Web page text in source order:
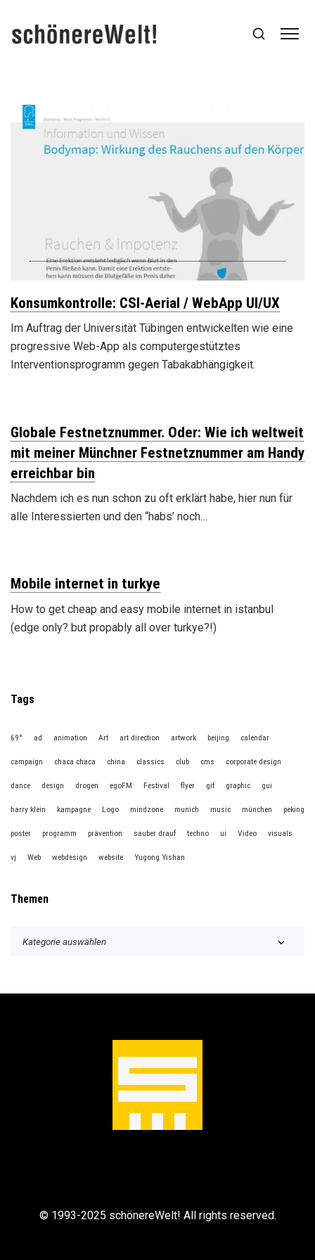
Konsumkontrolle: CSI-Aerial / WebApp UI/UX
Im Auftrag der Universität Tübingen entwickelten wie eine
progressive Web-App als computergestütztes
Interventionsprogramm gegen Tabakabhängigkeit.
Globale Festnetznummer. Oder: Wie ich weltweit
mit meiner Münchner Festnetznummer am Handy
erreichbar bin
Nachdem ich es nun schon zu oft erklärt habe, hier nun für
alle Interessierten und den “habs’ noch…
Mobile internet in turkye
How to get cheap and easy mobile internet in istanbul
(edge only? but propably all over turkye?!)
Tags
69° ad animation Art art direction artwork beijing calendar
campaign chaca chaca china classics club cms corporate design
dance design drogen egoFM Festival flyer gif graphic gui
harry klein kampagne Logo mindzone munich music münchen peking
poster programm prävention sauber drauf techno ui Video visuals
vj Web webdesign website Yugong Yishan
Themen
© 1993-2025 schönereWelt! All rights reserved.